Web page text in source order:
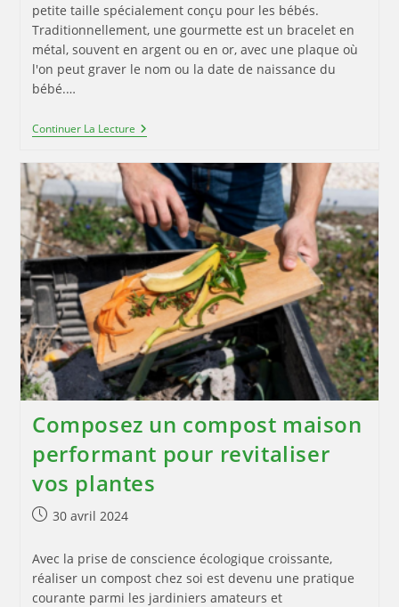
petite taille spécialement conçu pour les bébés.
Traditionnellement, une gourmette est un bracelet en
métal, souvent en argent ou en or, avec une plaque où
l'on peut graver le nom ou la date de naissance du
bébé.…
Continuer La LectureLe
Choix
D’une
Gourmette
Pour
Un
Bébé
Garçon
Composez un compost maison
performant pour revitaliser
vos plantes
Publication
30 avril 2024
Avec la prise de conscience écologique croissante,
réaliser un compost chez soi est devenu une pratique
courante parmi les jardiniers amateurs et